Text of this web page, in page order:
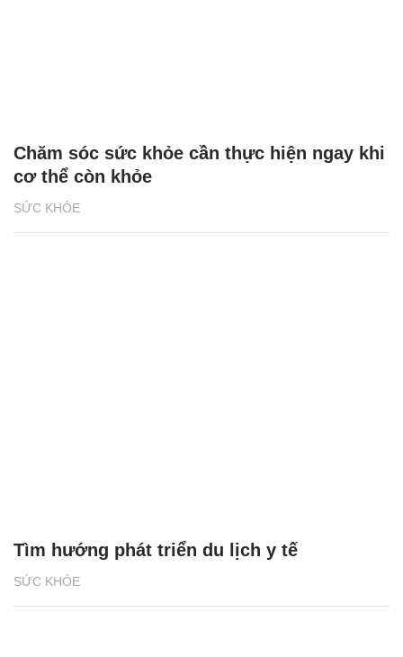
SỨC KHỎE
Chăm sóc sức khỏe cần thực hiện ngay khi
cơ thể còn khỏe
SỨC KHỎE
Tìm hướng phát triển du lịch y tế